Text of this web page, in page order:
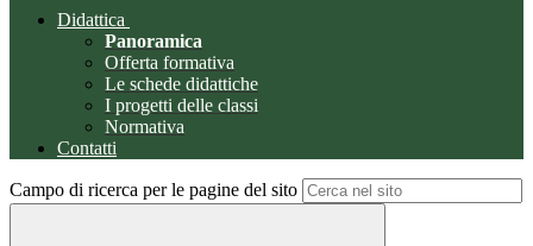
Didattica
Panoramica
Offerta formativa
Le schede didattiche
I progetti delle classi
Normativa
Contatti
Campo di ricerca per le pagine del sito